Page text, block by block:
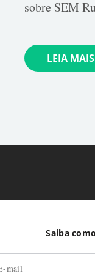
sobre SEM
LEIA MAIS
Saiba